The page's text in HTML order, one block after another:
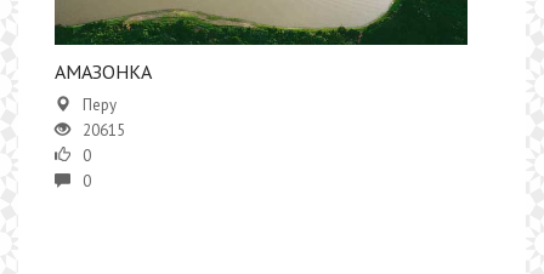
​АМАЗОНКА
Перу
20615
0
0